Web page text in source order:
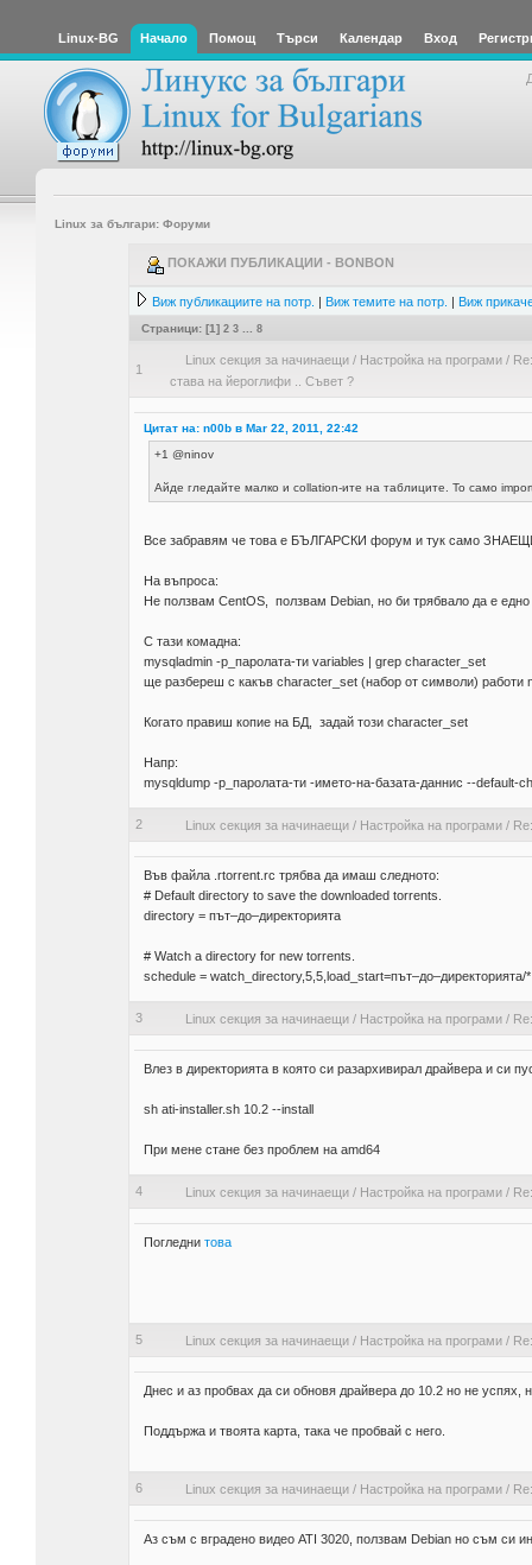
Linux-BG Начало Помощ Търси Календар Вход
Linux за българи: Форуми
ПОКАЖИ ПУБЛИКАЦИИ - BONBON
Виж публикациите на потр. | Виж темите на потр. | Виж
Страници: [1] 2 3 8
1
Linux секция за начинаещи/ Настройка на програми/
става на йероглифи .. Съвет ?
Цитат на: n00b в Mar 22, 2011, 22:42
+1 @ninov
Айде гледайте малко и collation-ите на таблиците. То само
Все забравям че това е БЪЛГАРСКИ форум и тук само
На въпроса:
Не ползвам CentOS, ползвам Debian, но би трябвало да е
С тази комадна:
mysqladmin -p_паролата-ти variables | grep character_set
ще разбереш с какъв character_set (набор от символи) работи
Когато правиш копие на БД, задай този character_set
Напр:
mysqldump -p_паролата-ти -името-на-базата-данниc --
2 Linux секция за начинаещи/ Настройка на програми/
Във файла .rtorrent.rc трябва да имаш следното:
# Default directory to save the downloaded torrents.
directory = път–до–директорията
# Watch a directory for new torrents.
schedule = watch_directory,5,5,load_start=път–до–директорията/
3 Linux секция за начинаещи/ Настройка на програми/
Влез в директорията в която си разархивирал драйвера и си
sh ati-installer.sh 10.2 --install
При мене стане без проблем на amd64
4 Linux секция за начинаещи/ Настройка на програми/
Погледни това
5 Linux секция за начинаещи/ Настройка на програми/
Днес и аз пробвах да си обновя драйвера до 10.2 но не успях,
Поддържа и твоята карта, така че пробвай с него.
6 Linux секция за начинаещи/ Настройка на програми/
Аз съм с вградено видео ATI 3020, ползвам Debian но съм си